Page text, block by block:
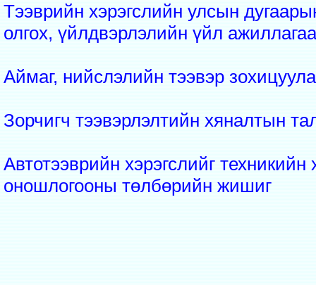
Тээврийн хэрэгслийн улсын
олгох, үйлдвэрлэлийн үйл
Аймаг, нийслэлийн тээвэр
Зорчигч тээвэрлэлтийн хяналтын
Автотээврийн хэрэгслийг
оношлогооны төлбөрийн жишиг